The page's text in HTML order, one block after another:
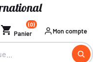
shopping_cart Panier
(0)
Mon compte